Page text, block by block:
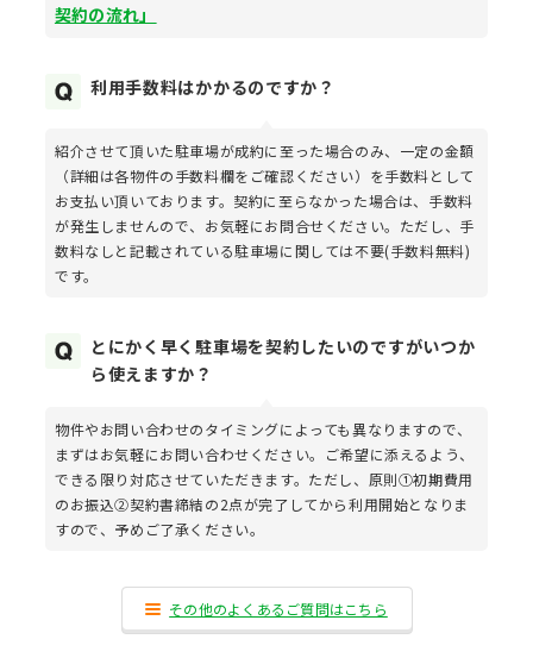
契約の流れ」
利用手数料はかかるのですか？
紹介させて頂いた駐車場が成約に至った場合のみ、一定の金額
（詳細は各物件の手数料欄をご確認ください）を手数料として
お支払い頂いております。契約に至らなかった場合は、手数料
が発生しませんので、お気軽にお問合せください。ただし、手
数料なしと記載されている駐車場に関しては不要(手数料無料)
です。
とにかく早く駐車場を契約したいのですがいつか
ら使えますか？
物件やお問い合わせのタイミングによっても異なりますので、
まずはお気軽にお問い合わせください。ご希望に添えるよう、
できる限り対応させていただきます。ただし、原則①初期費用
のお振込②契約書締結の2点が完了してから利用開始となりま
すので、予めご了承ください。
その他のよくあるご質問はこちら